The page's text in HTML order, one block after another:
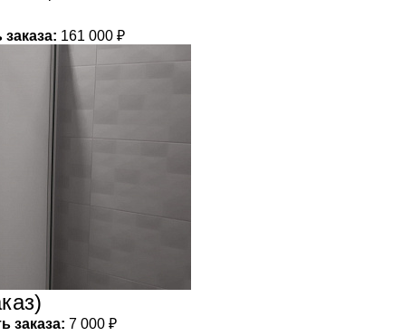
161 000 ₽
заказа: 7 000 ₽